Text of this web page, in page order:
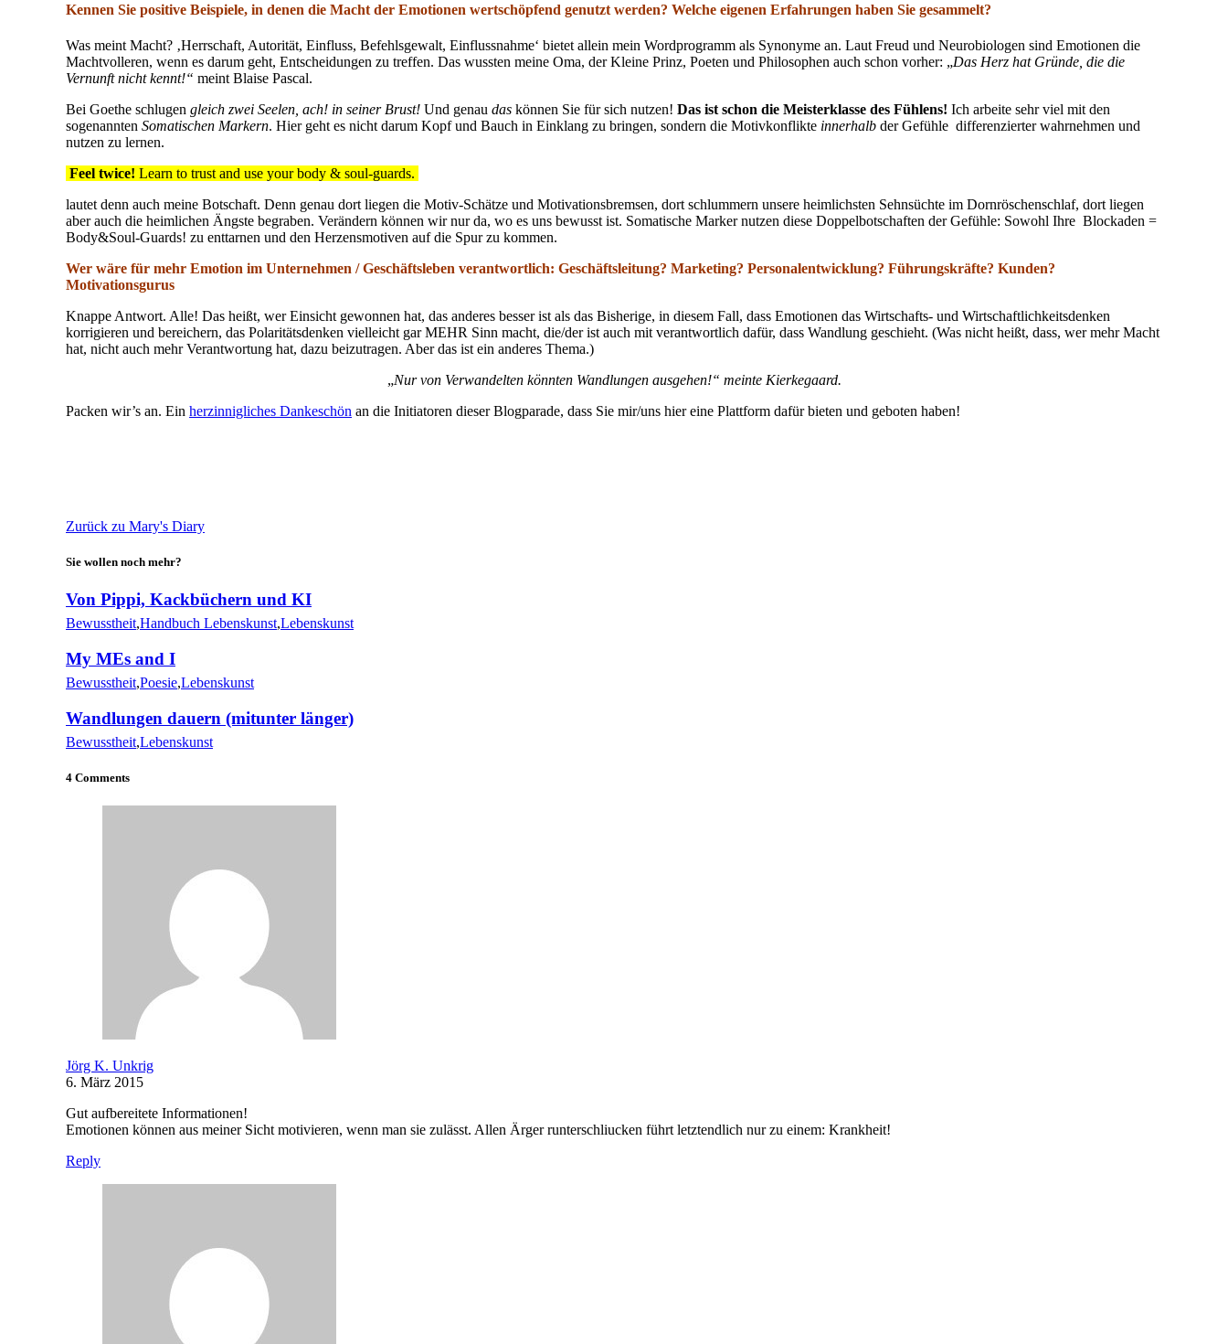
Kennen Sie positive Beispiele, in denen die Macht der Emotionen wertschöpfend genutzt werden? Welche eigenen Erfahrungen haben Sie gesammelt?
Was meint Macht? ‚Herrschaft, Autorität, Einfluss, Befehlsgewalt, Einflussnahme‘ bietet allein mein Wordprogramm als Synonyme an. Laut Freud und Neurobiologen sind Emotionen die
Machtvolleren, wenn es darum geht, Entscheidungen zu treffen. Das wussten meine Oma, der Kleine Prinz, Poeten und Philosophen auch schon vorher: „Das Herz hat Gründe, die die
Vernunft nicht kennt!“ meint Blaise Pascal.
Bei Goethe schlugen gleich zwei Seelen, ach! in seiner Brust! Und genau das können Sie für sich nutzen! Das ist schon die Meisterklasse des Fühlens! Ich arbeite sehr viel mit den
sogenannten Somatischen Markern. Hier geht es nicht darum Kopf und Bauch in Einklang zu bringen, sondern die Motivkonflikte innerhalb der Gefühle differenzierter wahrnehmen und
nutzen zu lernen.
Feel twice! Learn to trust and use your body & soul-guards.
lautet denn auch meine Botschaft. Denn genau dort liegen die Motiv-Schätze und Motivationsbremsen, dort schlummern unsere heimlichsten Sehnsüchte im Dornröschenschlaf, dort liegen
aber auch die heimlichen Ängste begraben. Verändern können wir nur da, wo es uns bewusst ist. Somatische Marker nutzen diese Doppelbotschaften der Gefühle: Sowohl Ihre Blockaden =
Body&Soul-Guards! zu enttarnen und den Herzensmotiven auf die Spur zu kommen.
Wer wäre für mehr Emotion im Unternehmen / Geschäftsleben verantwortlich: Geschäftsleitung? Marketing? Personalentwicklung? Führungskräfte? Kunden?
Motivationsgurus
Knappe Antwort. Alle! Das heißt, wer Einsicht gewonnen hat, das anderes besser ist als das Bisherige, in diesem Fall, dass Emotionen das Wirtschafts- und Wirtschaftlichkeitsdenken
korrigieren und bereichern, das Polaritätsdenken vielleicht gar MEHR Sinn macht, die/der ist auch mit verantwortlich dafür, dass Wandlung geschieht. (Was nicht heißt, dass, wer mehr Macht
hat, nicht auch mehr Verantwortung hat, dazu beizutragen. Aber das ist ein anderes Thema.)
„Nur von Verwandelten könnten Wandlungen ausgehen!“ meinte Kierkegaard.
Packen wir’s an. Ein herzinnigliches Dankeschön an die Initiatoren dieser Blogparade, dass Sie mir/uns hier eine Plattform dafür bieten und geboten haben!
Zurück zu Mary's Diary
Sie wollen noch mehr?
Von Pippi, Kackbüchern und KI
Bewusstheit,Handbuch Lebenskunst,Lebenskunst
My MEs and I
Bewusstheit,Poesie,Lebenskunst
Wandlungen dauern (mitunter länger)
Bewusstheit,Lebenskunst
4 Comments
Jörg K. Unkrig
6. März 2015
Gut aufbereitete Informationen!
Emotionen können aus meiner Sicht motivieren, wenn man sie zulässt. Allen Ärger runterschliucken führt letztendlich nur zu einem: Krankheit!
Reply